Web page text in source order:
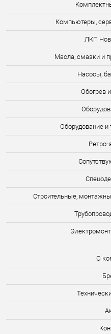
Компьютеры,
ЛКП
Масла, смазки и
Насосы,
Обогрев
Оборудование и
Ретро-
Строительные,
О